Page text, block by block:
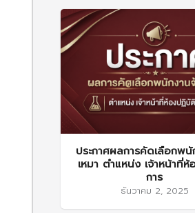
ประกาศผลการคัดเลือกพนั
เหมา ตำแหน่ง เจ้าหน้าที่
การ
ธันวาคม 2, 2025